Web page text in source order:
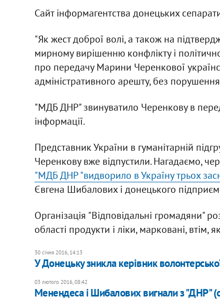
Сайт інформагентства донецьких
"Як жест доброї волі, а також на
мирному вирішенню конфлікту і
про передачу Марини Черенкової
адміністративного арешту, без
"МДБ ДНР" звинуватило Черенкову в
інформації.
Представник України в гуманітарній
Черенкову вже відпустили. Нагадаємо,
"МДБ ДНР "видворило в Україну трьох
Євгена Шибалових і донецького
Організація "Відповідальні громадяни"
області продукти і ліки, марковані, втім,
30 січня 2016, 14:13
У Донецьку зникла керівник
03 лютого 2016, 08:42
Менендеса і Шибалових вигнали з "ДНР"